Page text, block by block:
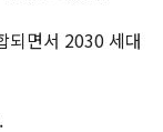
되면서 2030 세대